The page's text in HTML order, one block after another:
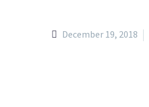
December 19, 2018